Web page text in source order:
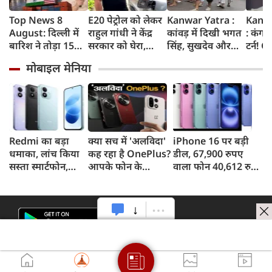
Top News 8
August: दिल्ली में
बारिश ने तोड़ा 15
भारत पर 100%
टैरिफ का खतरा;
Gen Z पर कंगना का
यू-टर्न
E20 पेट्रोल को लेकर
राहुल गांधी ने केंद्र
सरकार को घेरा,
लोगों की गाड़ियां हो
रहीं खराब, BJP ने
बताया खराब
पटकथा
Kanwar Yatra :
कांवड़ में दिखी भगत
सिंह, सुखदेव और
अमरगाथा,
शिवभक्तों ने अनोखे
अंदाज में दी
श्रद्धांजलि
:
टर्न!
'सबसे
कुछ
गटर'
मोबाइल मेनिया
Redmi का बड़ा
धमाका, लांच किया
सस्ता स्मार्टफोन,
क्या सच में 'अलविदा'
कह रहा है OnePlus?
आपके फोन के
iPhone 16 पर बड़ी
डील, 67,900 रुपए
वाला फोन 40,612 रुपए